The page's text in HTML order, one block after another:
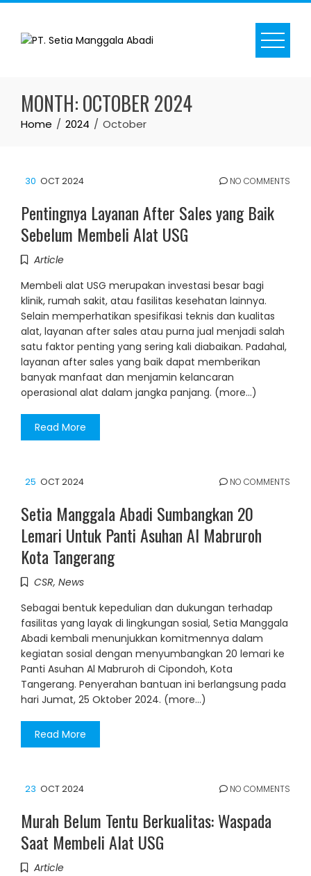
Skip
content
MONTH:OCTOBER 2024
Home 2024 October
30 OCT 2024 NO COMMENTS
Pentingnya Layanan After Sales yang Baik
Sebelum Membeli Alat USG
Article
Membeli alat USG merupakan investasi besar bagi
klinik, rumah sakit, atau fasilitas kesehatan lainnya.
Selain memperhatikan spesifikasi teknis dan kualitas
alat, layanan after sales atau purna jual menjadi salah
satu faktor penting yang sering kali diabaikan. Padahal,
layanan after sales yang baik dapat memberikan
banyak manfaat dan menjamin kelancaran
operasional alat dalam jangka panjang. (more…)
Read More
25 OCT 2024 NO COMMENTS
Setia Manggala Abadi Sumbangkan 20
Lemari Untuk Panti Asuhan Al Mabruroh
Kota Tangerang
CSR, News
Sebagai bentuk kepedulian dan dukungan terhadap
fasilitas yang layak di lingkungan sosial, Setia Manggala
Abadi kembali menunjukkan komitmennya dalam
kegiatan sosial dengan menyumbangkan 20 lemari ke
Panti Asuhan Al Mabruroh di Cipondoh, Kota
Tangerang. Penyerahan bantuan ini berlangsung pada
hari Jumat, 25 Oktober 2024. (more…)
Read More
23 OCT 2024 NO COMMENTS
Murah Belum Tentu Berkualitas: Waspada
Saat Membeli Alat USG
Article